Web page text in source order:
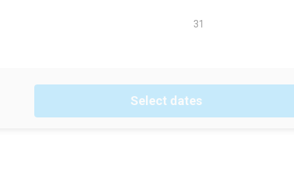
Select dates